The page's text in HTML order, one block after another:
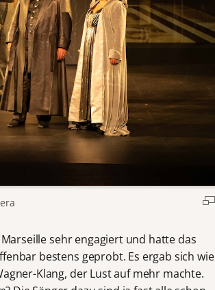
sehr engagiert und hatte das
bestens geprobt. Es ergab sich wie
Klang, der Lust auf mehr machte.